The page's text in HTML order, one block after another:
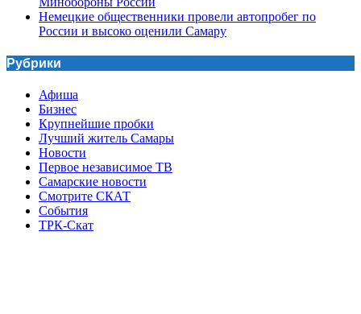
Немецкие общественники провели автопробег по
России и высоко оценили Самару
Рубрики
Афиша
Бизнес
Крупнейшие пробки
Лучший житель Самары
Новости
Первое независимое ТВ
Самарские новости
Смотрите СКАТ
События
ТРК-Скат